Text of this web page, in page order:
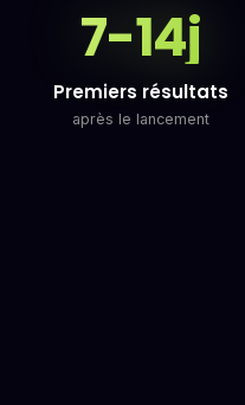
7-14j
Premiers résultats
après le lancement